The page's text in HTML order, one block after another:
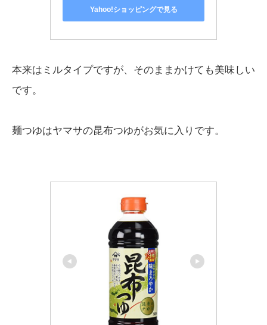
Yahoo!ショッピングで見る
本来はミルタイプですが、そのままかけても美味しい
です。
麺つゆはヤマサの昆布つゆがお気に入りです。